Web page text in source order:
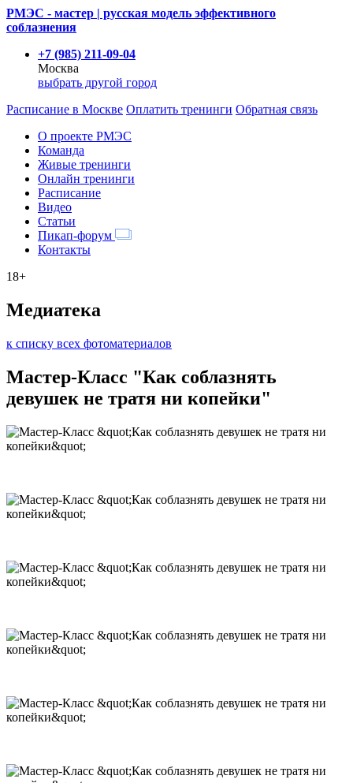
РМЭС - мастер | русская модель эффективного
соблазнения
+7 (985) 211-09-04
Москва
выбрать другой город
Расписание в Москве Оплатить тренинги Обратная связь
О проекте РМЭС
Команда
Живые тренинги
Онлайн тренинги
Расписание
Видео
Статьи
Пикап-форум
Контакты
18+
Медиатека
к списку всех фотоматериалов
Мастер-Класс "Как соблазнять
девушек не тратя ни копейки"